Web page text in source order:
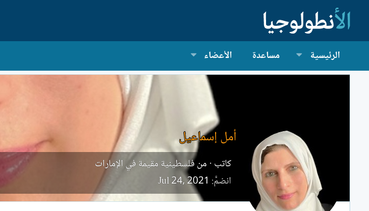
الرئيسية مساعدة الأعضاء
أمل إسماعيل
كاتب· منفلسطينية مقيمة في الإمارات
انضمَّ Jul 24, 2021